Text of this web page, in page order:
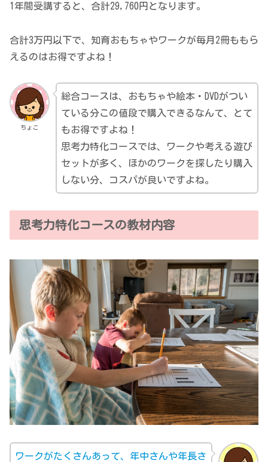
1年間受講すると、合計29,760円となります。
合計3万円以下で、知育おもちゃやワークが毎月2冊ももら
えるのはお得ですよね！
ちょこ
総合コースは、おもちゃや絵本・DVDがつい
ている分この値段で購入できるなんて、とて
もお得ですよね！
思考力特化コースでは、ワークや考える遊び
セットが多く、ほかのワークを探したり購入
しない分、コスパが良いですよね。
思考力特化コースの教材内容
ワークがたくさんあって、年中さんや年長さ